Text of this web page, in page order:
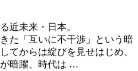
近未来・日本。
た「互いに不干渉」という暗
てからは綻びを見せはじめ、
暗躍、時代は …